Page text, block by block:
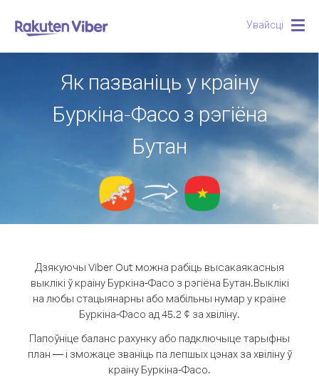
Увайсці
Як пазваніць у краіну
Буркіна-Фасо з рэгіёна
Бутан
Дзякуючы Viber Out можна рабіць высакаякасныя
выклікі ў краіну Буркіна-Фасо з рэгіёна Бутан.Выклікі
на любы стацыянарны або мабільны нумар у краіне
Буркіна-Фасо ад 45.2 ¢ за хвіліну.
Папоўніце баланс рахунку або падключыце тарыфны
план — і зможаце званіць па лепшых цэнах за хвіліну ў
краіну Буркіна-Фасо.